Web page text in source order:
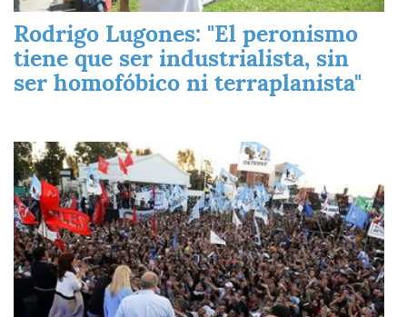
Rodrigo Lugones: "El peronismo
tiene que ser industrialista, sin
ser homofóbico ni terraplanista"
Imagen